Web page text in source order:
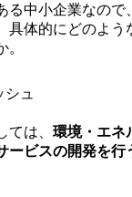
る中小企業なので
具体的にどのよう
ュ
ては、 環境・エネ
ービスの開発を行